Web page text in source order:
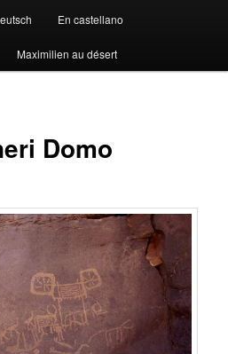
En castellano
Maximilien au désert
Domo